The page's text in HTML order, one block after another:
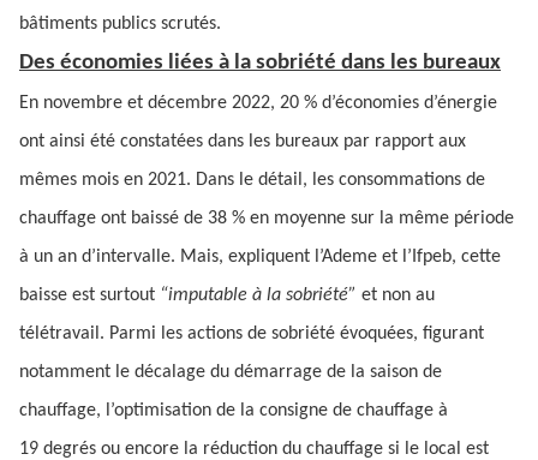
bâtiments publics scrutés.
Des économies liées à la sobriété dans les bureaux
En novembre et décembre 2022, 20 % d’économies d’énergie
ont ainsi été constatées dans les bureaux par rapport aux
mêmes mois en 2021. Dans le détail, les consommations de
chauffage ont baissé de 38 % en moyenne sur la même période
à un an d’intervalle. Mais, expliquent l’Ademe et l’Ifpeb, cette
baisse est surtout “imputable à la sobriété” et non au
télétravail. Parmi les actions de sobriété évoquées, figurant
notamment le décalage du démarrage de la saison de
chauffage, l’optimisation de la consigne de chauffage à
19 degrés ou encore la réduction du chauffage si le local est